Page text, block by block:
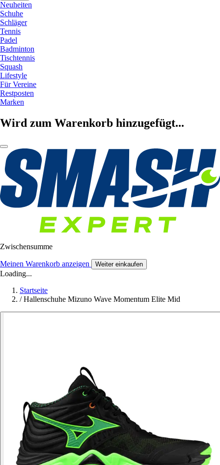
Neuheiten
Schuhe
Schläger
Tennis
Padel
Badminton
Tischtennis
Squash
Lifestyle
Für Vereine
Restposten
Marken
Wird zum Warenkorb hinzugefügt...
Zwischensumme
Meinen Warenkorb anzeigen Weiter einkaufen
Loading...
Startseite
/ Hallenschuhe Mizuno Wave Momentum Elite Mid